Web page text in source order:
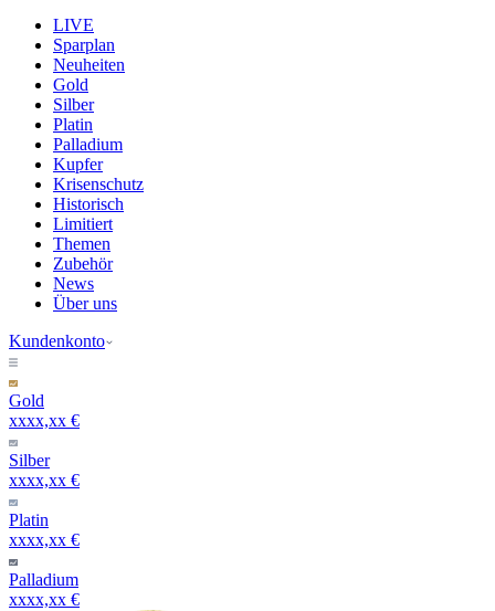
LIVE
Sparplan
Neuheiten
Gold
Silber
Platin
Palladium
Kupfer
Krisenschutz
Historisch
Limitiert
Themen
Zubehör
News
Über uns
Kundenkonto
Gold
xxxx,xx €
Silber
xxxx,xx €
Platin
xxxx,xx €
Palladium
xxxx,xx €